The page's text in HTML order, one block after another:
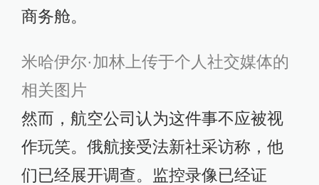
商务舱。
米哈伊尔·加林 上传于个人社交媒体的
相关图片
然而，航空公司认为这件事不应被视
作玩笑。俄航接受法新社采访称，他
们已经展开调查。监控录像已经证